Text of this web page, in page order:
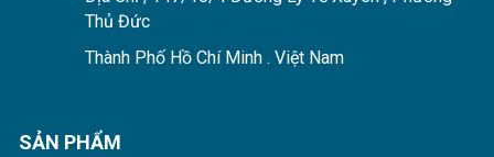
côngrất đẹp, thoáng mát và không ảnh hưởng đến
– Lưới an toàn
Thủ Đức
Thành Phố Hồ Chí Minh . Việt Nam
SẢN PHẨM